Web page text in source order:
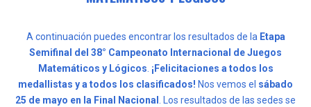
A continuación puedes encontrar los resultados de la Etapa
Semifinal del 38° Campeonato Internacional de Juegos
Matemáticos y Lógicos. ¡Felicitaciones a todos los
medallistas y a todos los clasificados! Nos vemos el sábado
25 de mayo en la Final Nacional . Los resultados de las sedes se